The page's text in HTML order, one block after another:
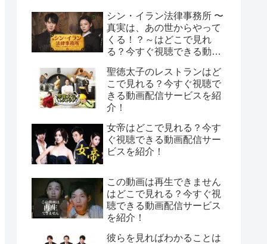
シン・イラン法律事務所 〜
真実は、あの世からやって
くる！？～はどこで見れ
る？今すぐ視聴できる動画
聖徳太子のレストランはど
こで見れる？今すぐ視聴で
きる動画配信サービスを紹
介！
女帝はどこで見れる？今す
ぐ視聴できる動画配信サー
ビスを紹介！
この動画は再生できません
はどこで見れる？今すぐ視
聴できる動画配信サービス
を紹介！
彼らを見ればわかることは